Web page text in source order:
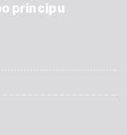
principu